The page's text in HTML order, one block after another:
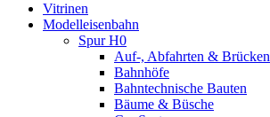
Vitrinen
Modelleisenbahn
Spur H0
Auf-, Abfahrten & Brücken
Bahnhöfe
Bahntechnische Bauten
Bäume & Büsche